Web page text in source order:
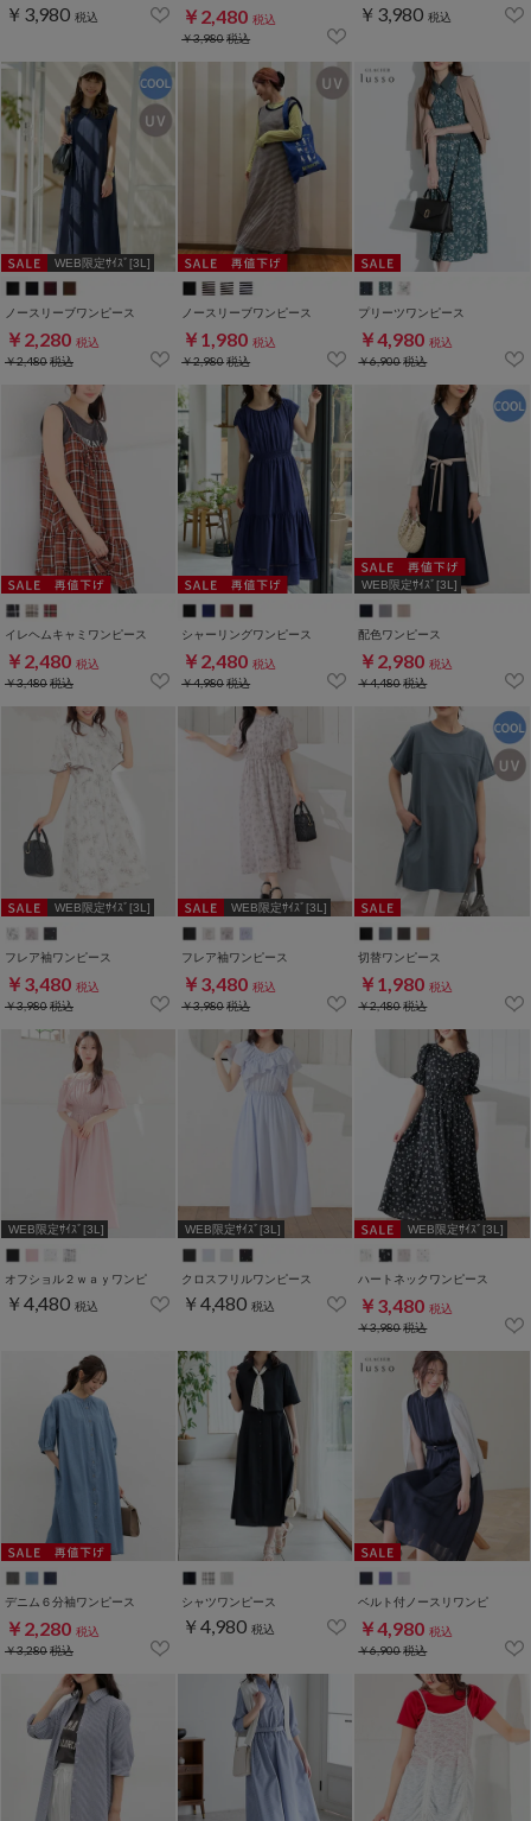
￥3,980 税込 ￥2,480 税込
￥3,980税込
￥3,980 税込
WEB限定ｻｲｽﾞ[3L]
ノースリーブワンピース
￥2,280 税込
￥2,480税込
ノースリーブワンピース
￥1,980 税込
￥2,980税込
プリーツワンピース
￥4,980 税込
￥6,900税込
イレヘムキャミワンピース
￥2,480 税込
￥3,480税込
シャーリングワンピース
￥2,480 税込
￥4,980税込
WEB限定ｻｲｽﾞ[3L]
配色ワンピース
￥2,980 税込
￥4,480税込
WEB限定ｻｲｽﾞ[3L]
フレア袖ワンピース
￥3,480 税込
￥3,980税込
WEB限定ｻｲｽﾞ[3L]
フレア袖ワンピース
￥3,480 税込
￥3,980税込
切替ワンピース
￥1,980 税込
￥2,480税込
WEB限定ｻｲｽﾞ[3L]
オフショル２ｗａｙワンピ
￥4,480 税込
WEB限定ｻｲｽﾞ[3L]
クロスフリルワンピース
￥4,480 税込
WEB限定ｻｲｽﾞ[3L]
ハートネックワンピース
￥3,480 税込
￥3,980税込
デニム６分袖ワンピース
￥2,280 税込
￥3,280税込
シャツワンピース
￥4,980 税込
ベルト付ノースリワンピ
￥4,980 税込
￥6,900税込